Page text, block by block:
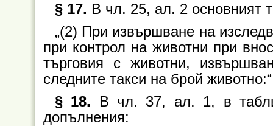
§ 17. В чл. 25, ал. 2 основният
„(2) При извършване на
при контрол на животни при
търговия с животни,
следните такси на брой
§ 18. В чл. 37, ал. 1, в
допълнения: